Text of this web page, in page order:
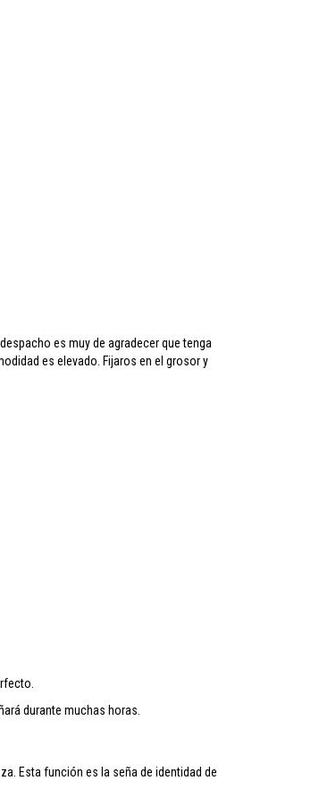
es muy de agradecer que tenga
es elevado. Fijaros en el grosor y
durante muchas horas.
Esta función es la seña de identidad de